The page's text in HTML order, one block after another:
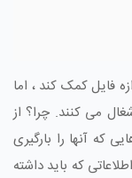
فایل کمک کند ، اما
می کنند. چرا؟ از
که آنها را بارگیری
که باید داشته